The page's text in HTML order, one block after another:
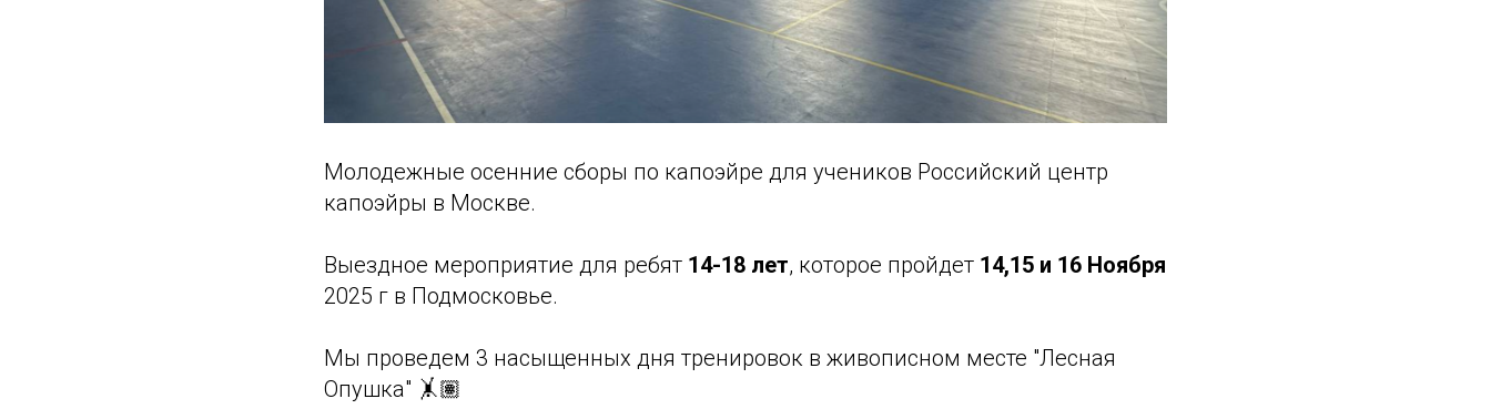
Молодежные осенние сборы по капоэйре для учеников Российский центр
капоэйры в Москве.
Выездное мероприятие для ребят 14-18 лет, которое пройдет 14,15 и 16 Ноября
2025 г в Подмосковье.
Мы проведем 3 насыщенных дня тренировок в живописном месте "Лесная
Опушка" 🤸🏽